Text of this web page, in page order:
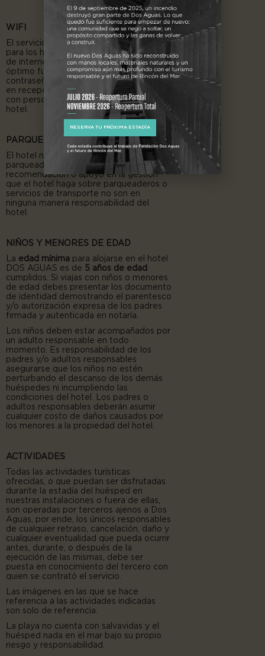
WIFI
El servicio de WiFi es gratuito y limitado
para los huéspedes del hotel. El servicio
de internet es rural y no garantizamos el
óptimo funcionamiento y velocidad. La
contraseña será entregada al huésped
en recepción y se solicita no compartirla
con personas no hospedadas en el
hotel.
PARQUEADERO Y TRANSPORTE
El hotel no cuenta con servicio de
parqueadero ni de transporte. Cualquier
recomendación o apoyo en la gestión
que el hotel haga sobre parqueaderos o
servicios de transporte no son en
ninguna manera responsabilidad del
hotel.
NIÑOS Y MENORES DE EDAD
La edad mínima para alojarse en el hotel
DOS AGUAS es de 5 años de edad
cumplidos. Si viajas con niños o menores
de edad debes presentar los documento
de identidad demostrando el parentesco
y/o autorización expresa de los padres
firmada y autenticada en notaría.
Los niños deben estar acompañados por
un adulto responsable en todo
momento. Es responsabilidad de los
padres y/o adultos responsables
asegurarse que los niños no estén
perturbando el descanso de los demás
huéspedes ni incumpliendo las
condiciones del hotel. Los padres o
adultos responsables deberán asumir
cualquier costo de daños causados por
los menores a la propiedad del hotel.
ACTIVIDADES
Todas las actividades turísticas
ofrecidas, o que puedan ser disfrutadas
durante la estadía del huésped en
nuestras instalaciones o fuera de ellas,
son operadas por terceros ajenos a Dos
Aguas, por ende, los únicos responsables
de cualquier retraso, cancelación, daño y
cualquier eventualidad que pueda ocurrir
antes, durante, o después de la
ejecución de las mismas, debe ser
puesta en conocimiento del tercero con
quien se contrató el servicio.
Las imágenes en las que se hace
referencia a las actividades indicadas
son solo de referencia.
La playa no cuenta con salvavidas y el
huésped nada en el mar bajo su propio
riesgo y responsabilidad.
RESERVA TU PRÓXIMA ESTADÍA